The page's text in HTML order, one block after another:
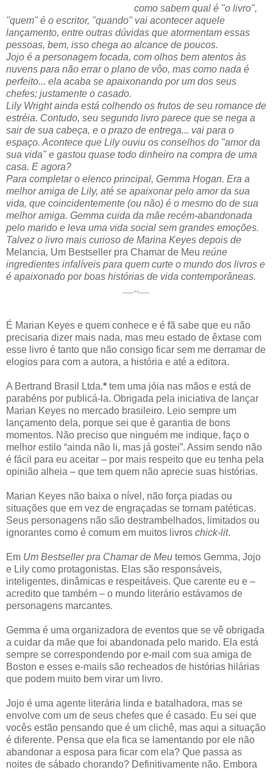
como sabem qual é "o livro",
"quem" é o escritor, "quando" vai acontecer aquele
lançamento, entre outras dúvidas que atormentam essas
pessoas, bem, isso chega ao alcance de poucos.
Jojo é a personagem focada, com olhos bem atentos às
nuvens para não errar o plano de vôo, mas como nada é
perfeito... ela acaba se apaixonando por um dos seus
chefes; justamente o casado.
Lily Wright ainda está colhendo os frutos de seu romance de
estréia. Contudo, seu segundo livro parece que se nega a
sair de sua cabeça, e o prazo de entrega... vai para o
espaço. Acontece que Lily ouviu os conselhos do "amor da
sua vida" e gastou quase todo dinheiro na compra de uma
casa. E agora?
Para completar o elenco principal, Gemma Hogan. Era a
melhor amiga de Lily, até se apaixonar pelo amor da sua
vida, que coincidentemente (ou não) é o mesmo do de sua
melhor amiga. Gemma cuida da mãe recém-abandonada
pelo marido e leva uma vida social sem grandes emoções.
Talvez o livro mais curioso de Marina Keyes depois de
Melancia, Um Bestseller pra Chamar de Meu reúne
ingredientes infalíveis para quem curte o mundo dos livros e
é apaixonado por boas histórias de vida contemporâneas.
__..__
É Marian Keyes e quem conhece e é fã sabe que eu não
precisaria dizer mais nada, mas meu estado de êxtase com
esse livro é tanto que não consigo ficar sem me derramar de
elogios para com a autora, a história e até a editora.
A Bertrand Brasil Ltda.* tem uma jóia nas mãos e está de
parabéns por publicá-la. Obrigada pela iniciativa de lançar
Marian Keyes no mercado brasileiro. Leio sempre um
lançamento dela, porque sei que é garantia de bons
momentos. Não preciso que ninguém me indique, faço o
melhor estilo “ainda não li, mas já gostei”. Assim sendo não
é fácil para eu aceitar – por mais respeito que eu tenha pela
opinião alheia – que tem quem não aprecie suas histórias.
Marian Keyes não baixa o nível, não força piadas ou
situações que em vez de engraçadas se tornam patéticas.
Seus personagens não são destrambelhados, limitados ou
ignorantes como é comum em muitos livros chick-lit.
Em Um Bestseller pra Chamar de Meu temos Gemma, Jojo
e Lily como protagonistas. Elas são responsáveis,
inteligentes, dinâmicas e respeitáveis. Que carente eu e –
acredito que também – o mundo literário estávamos de
personagens marcantes.
Gemma é uma organizadora de eventos que se vê obrigada
a cuidar da mãe que foi abandonada pelo marido. Ela está
sempre se correspondendo por e-mail com sua amiga de
Boston e esses e-mails são recheados de histórias hilárias
que podem muito bem virar um livro.
Jojo é uma agente literária linda e batalhadora, mas se
envolve com um de seus chefes que é casado. Eu sei que
vocês estão pensando que é um clichê, mas aqui a situação
é diferente. Pensa que ela fica se lamentando por ele não
abandonar a esposa para ficar com ela? Que passa as
noites de sábado chorando? Definitivamente não. Embora